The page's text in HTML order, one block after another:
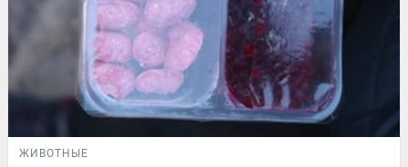
ЖИВОТНЫЕ